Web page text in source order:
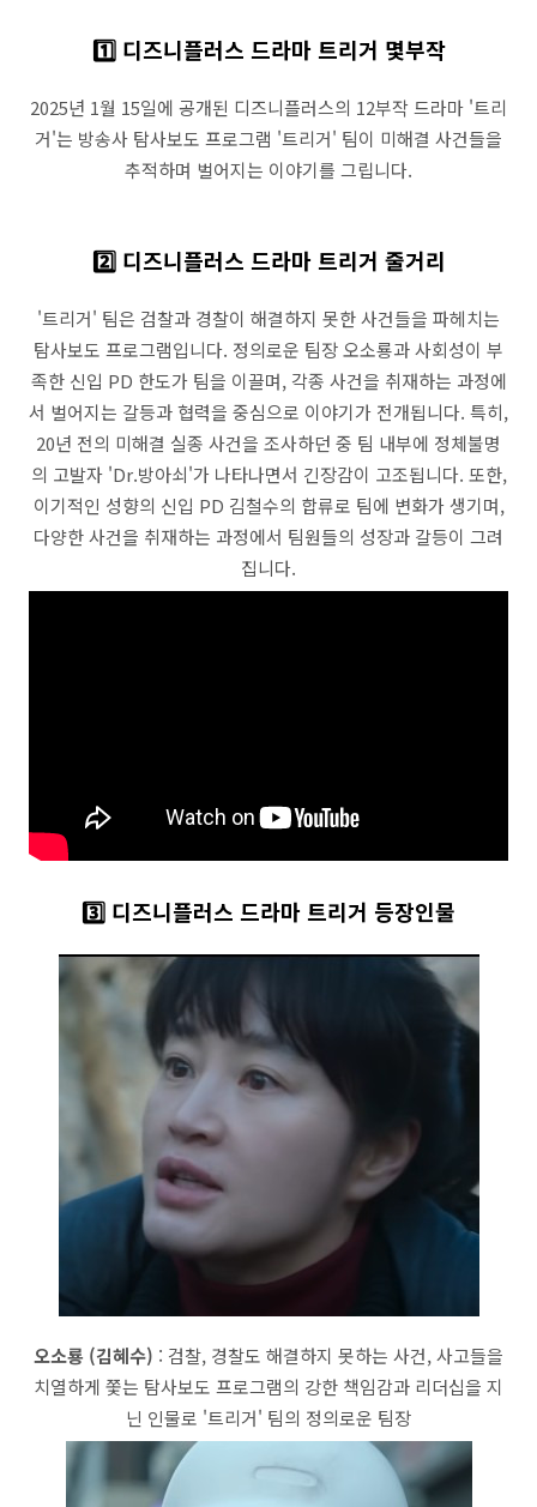
1️⃣ 디즈니플러스 드라마 트리거 몇부작
2025년 1월 15일에 공개된 디즈니플러스의 12부작 드라마 '트리
거'는 방송사 탐사보도 프로그램 '트리거' 팀이 미해결 사건들을
추적하며 벌어지는 이야기를 그립니다.
2️⃣ 디즈니플러스 드라마 트리거 줄거리
'트리거' 팀은 검찰과 경찰이 해결하지 못한 사건들을 파헤치는
탐사보도 프로그램입니다. 정의로운 팀장 오소룡과 사회성이 부
족한 신입 PD 한도가 팀을 이끌며, 각종 사건을 취재하는 과정에
서 벌어지는 갈등과 협력을 중심으로 이야기가 전개됩니다. 특히,
20년 전의 미해결 실종 사건을 조사하던 중 팀 내부에 정체불명
의 고발자 'Dr.방아쇠'가 나타나면서 긴장감이 고조됩니다. 또한,
이기적인 성향의 신입 PD 김철수의 합류로 팀에 변화가 생기며,
다양한 사건을 취재하는 과정에서 팀원들의 성장과 갈등이 그려
집니다.
3️⃣ 디즈니플러스 드라마 트리거 등장인물
오소룡 (김혜수) : 검찰, 경찰도 해결하지 못하는 사건, 사고들을
치열하게 쫓는 탐사보도 프로그램의 강한 책임감과 리더십을 지
닌 인물로 '트리거' 팀의 정의로운 팀장